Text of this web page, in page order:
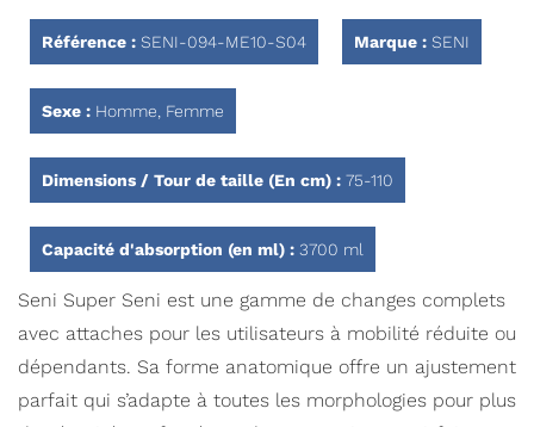
Référence : SENI-094-ME10-S04 Marque : SENI
Sexe : Homme, Femme
Dimensions / Tour de taille (En cm) : 75-110
Capacité d'absorption (en ml) : 3700 ml
Seni Super Seni est une gamme de changes complets
avec attaches pour les utilisateurs à mobilité réduite ou
dépendants. Sa forme anatomique offre un ajustement
parfait qui s’adapte à toutes les morphologies pour plus